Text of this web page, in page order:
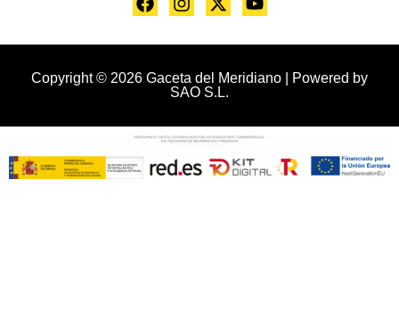
Copyright © 2026 Gaceta del Meridiano | Powered by
SAO S.L.